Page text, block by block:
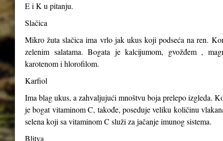
E i K u pitanju.
Slačica
Mikro žuta slačica ima vrlo jak ukus koji podseća na ren.
zelenim salatama. Bogata je kalcijumom, gvožđem ,
karotenom i hlorofilom.
Karfiol
Ima blag ukus, a zahvaljujući mnoštvu boja prelepo izgleda.
je bogat vitaminom C, takođe, poseduje veliku količinu
selena koji sa vitaminom C služi za jačanje imunog sistema.
Blitva